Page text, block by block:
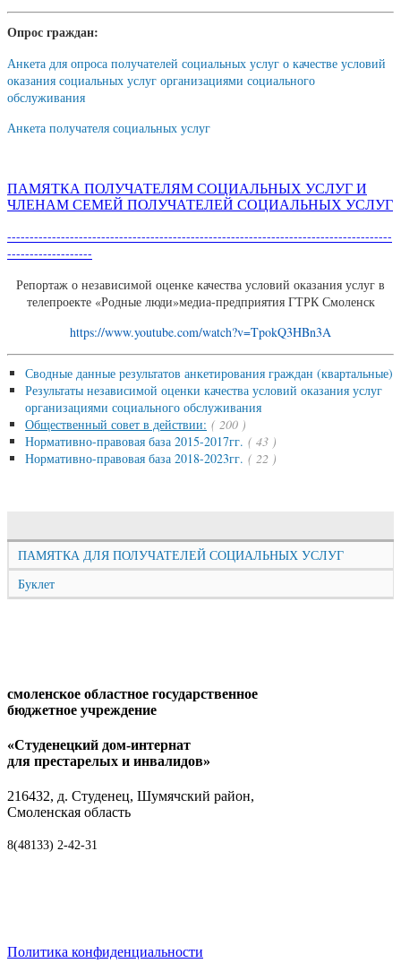
Опрос граждан:
Анкета для опроса получателей социальных услуг о качестве условий
оказания социальных услуг организациями социального
обслуживания
Анкета получателя социальных услуг
ПАМЯТКА ПОЛУЧАТЕЛЯМ СОЦИАЛЬНЫХ УСЛУГ И
ЧЛЕНАМ СЕМЕЙ ПОЛУЧАТЕЛЕЙ СОЦИАЛЬНЫХ УСЛУГ
--------------------------------------------------------------------------------------
-------------------
Репортаж о независимой оценке качества условий оказания услуг в
телепроекте «Родные люди»медиа-предприятия ГТРК Смоленск
https://www.youtube.com/watch?v=TpokQ3HBn3A
Сводные данные результатов анкетирования граждан (квартальные)
Результаты независимой оценки качества условий оказания услуг
организациями социального обслуживания
Общественный совет в действии: ( 200 )
Нормативно-правовая база 2015-2017гг. ( 43 )
Нормативно-правовая база 2018-2023гг. ( 22 )
ПАМЯТКА ДЛЯ ПОЛУЧАТЕЛЕЙ СОЦИАЛЬНЫХ УСЛУГ
Буклет
смоленское областное государственное
бюджетное учреждение
«Студенецкий дом-интернат
для престарелых и инвалидов»
216432, д. Студенец, Шумячский район,
Смоленская область
8(48133) 2-42-31
Политика конфиденциальности